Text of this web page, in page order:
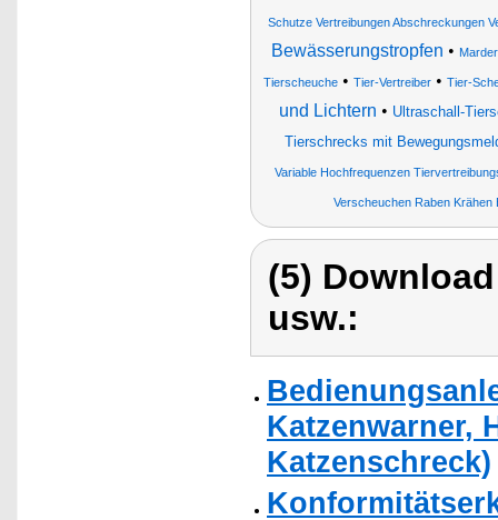
Schutze Vertreibungen Abschreckungen
Bewässerungstropfen •
Tierscheuche• Tier-Vertreiber• Tier-
und Lichtern • Ultraschall-
Tierschrecks mit
Variable Hochfrequenzen
Verscheuchen Raben Krähen
(5)
usw.:
Katzenwarner,
Katzenschreck)